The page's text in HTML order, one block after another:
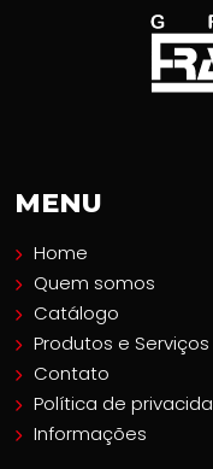
MENU
Home
Quem somos
Catálogo
Produtos e Serviços
Contato
Política de
Informações